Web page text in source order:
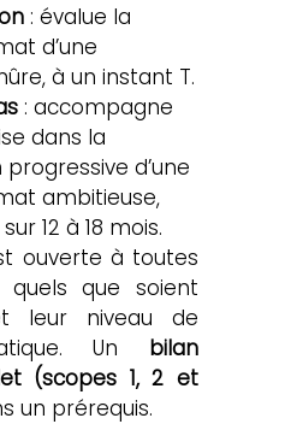
: évalue la
d’une
à un instant T.
: accompagne
dans la
d’une
ambitieuse,
12 à 18 mois.
ouverte à toutes
quels que soient
leur niveau de
Un bilan
(scopes 1, 2 et
un prérequis.